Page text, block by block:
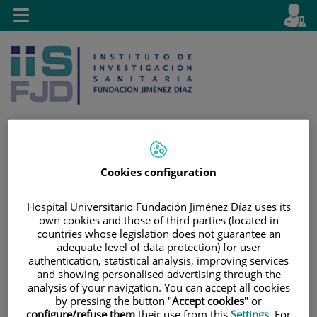
Jump to content
content
Active
en
Toggle
navigation
Cookies configuration
Hospital Universitario Fundación Jiménez Díaz uses its
own cookies and those of third parties (located in
countries whose legislation does not guarantee an
adequate level of data protection) for user
authentication, statistical analysis, improving services
and showing personalised advertising through the
analysis of your navigation. You can accept all cookies
by pressing the button "Accept cookies" or